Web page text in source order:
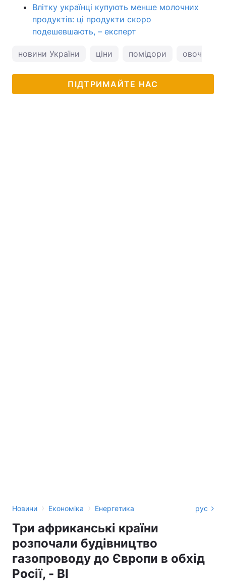
Влітку українці купують менше молочних
продуктів: ці продукти скоро
подешевшають, – експерт
новини України ціни помідори овочі
ПІДТРИМАЙТЕ НАС
Новини › Економіка › Енергетика рус
Три африканські країни
розпочали будівництво
газопроводу до Європи в обхід
Росії, - BI